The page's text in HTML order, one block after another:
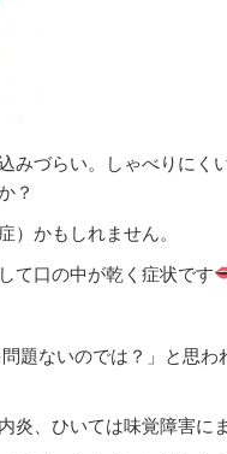
みづらい。しゃべりにく
？
）かもしれません。
て口の中が乾く症状です
題ないのでは？」と思
炎、ひいては味覚障害に